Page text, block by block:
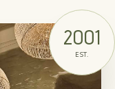
2001
EST.